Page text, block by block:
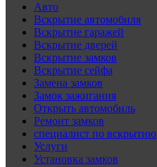
Авто
Вскрытие автомобиля
Вскрытие гаражей
Вскрытие дверей
Вскрытие замков
Вскрытие сейфа
Замена замков
Замок зажигания
Открыть автомобиль
Ремонт замков
специалист по вскрытию
Услуги
Установка замков